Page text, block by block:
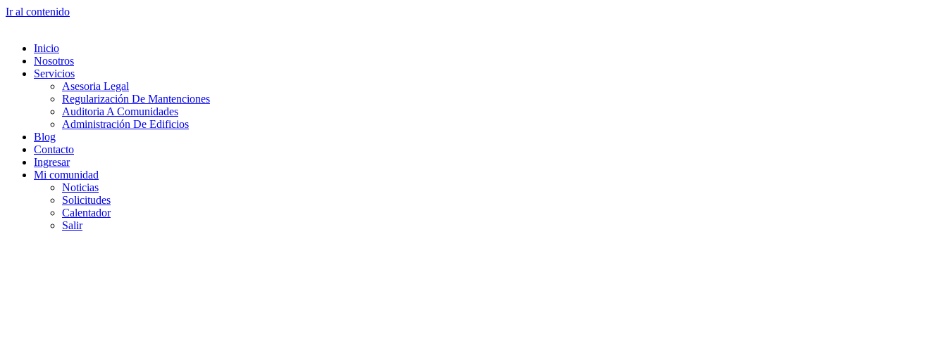
Ir al contenido
Inicio
Nosotros
Servicios
Asesoria Legal
Regularización De Mantenciones
Auditoria A Comunidades
Administración De Edificios
Blog
Contacto
Ingresar
Mi comunidad
Noticias
Solicitudes
Calentador
Salir